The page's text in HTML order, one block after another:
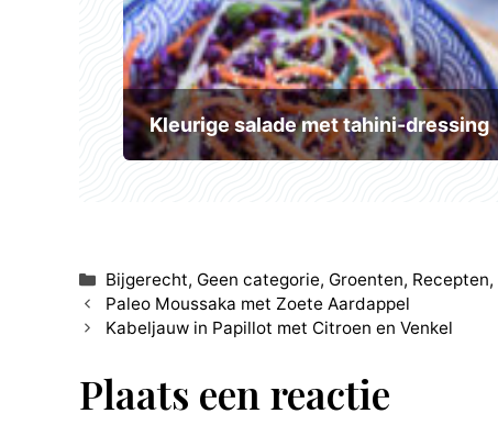
Kleurige salade met tahini-dressing
Categorieën
Bijgerecht, Geen categorie, Groenten, Recepten,
Paleo Moussaka met Zoete Aardappel
Kabeljauw in Papillot met Citroen en Venkel
Plaats een reactie